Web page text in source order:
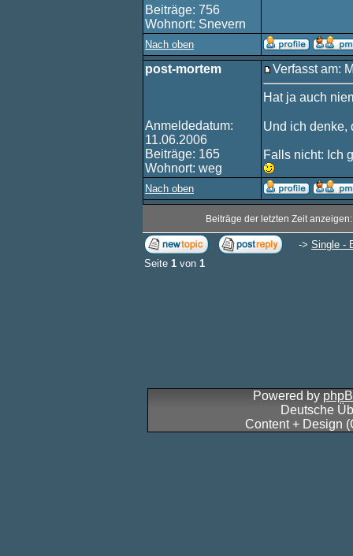
Beiträge: 756
Wohnort: Snevern
Nach oben
post-mortem
Anmeldedatum:
11.06.2006
Beiträge: 165
Wohnort: weg
Verfasst am:
Hat ja auch
Und ich denke,
Falls nicht: Ich
Nach oben
Beiträge der letzten Zeit
-> Single -
Seite 1 von 1
Powered by
Deutsche
Content + Design